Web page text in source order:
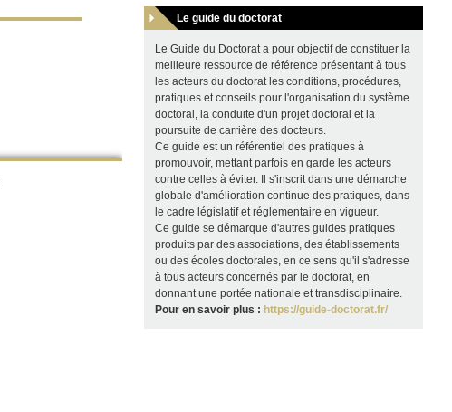
Le guide du doctorat
Le Guide du Doctorat a pour objectif de constituer la
meilleure ressource de référence présentant à tous
les acteurs du doctorat les conditions, procédures,
pratiques et conseils pour l'organisation du système
doctoral, la conduite d'un projet doctoral et la
poursuite de carrière des docteurs.
Ce guide est un référentiel des pratiques à
promouvoir, mettant parfois en garde les acteurs
contre celles à éviter. Il s'inscrit dans une démarche
globale d'amélioration continue des pratiques, dans
le cadre législatif et réglementaire en vigueur.
Ce guide se démarque d'autres guides pratiques
produits par des associations, des établissements
ou des écoles doctorales, en ce sens qu'il s'adresse
à tous acteurs concernés par le doctorat, en
donnant une portée nationale et transdisciplinaire.
Pour en savoir plus : https://guide-doctorat.fr/